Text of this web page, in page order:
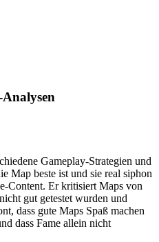
Gameplay-Strategien und
Map beste ist und sie real siphon
Content. Er kritisiert Maps von
gut getestet wurden und
dass gute Maps Spaß machen
dass Fame allein nicht